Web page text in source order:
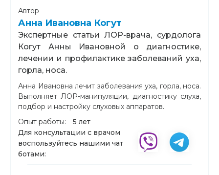
Автор
Анна Ивановна Когут
Экспертные статьи ЛОР-врача, сурдолога
Когут Анны Ивановной о диагностике,
лечении и профилактике заболеваний уха,
горла, носа.
Анна Ивановна лечит заболевания уха, горла, носа.
Выполняет ЛОР-манипуляции, диагностику слуха,
подбор и настройку слуховых аппаратов.
Опыт работы:
5 лет
Для консультации с врачом
воспользуйтесь нашими чат
ботами: